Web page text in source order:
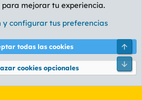
AMARILLO
y reglas Política de privacidad Ayuda
® © 2010-2026 XenForo Ltd.
para mejorar tu experiencia.
y configurar tus preferencias
todas las cookies
cookies opcionales
Pie